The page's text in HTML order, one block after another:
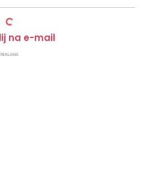
na e-mail
REKLAMA